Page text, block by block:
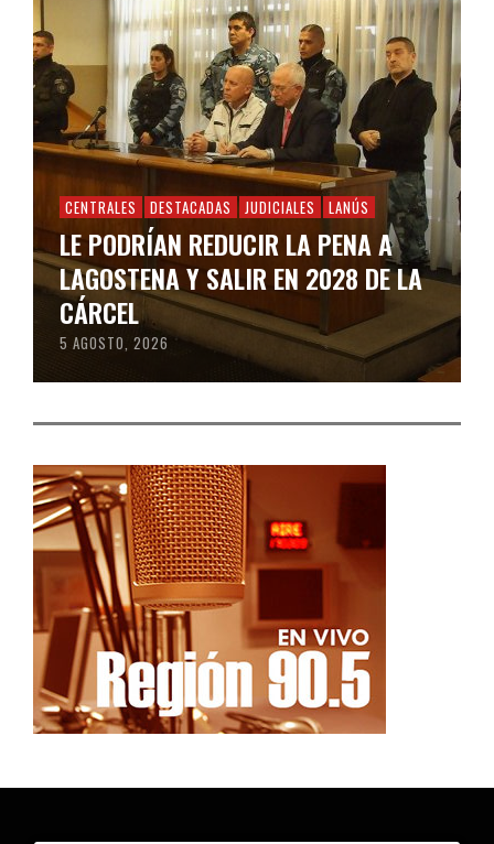
CENTRALES DESTACADAS JUDICIALES LANÚS
LE PODRÍAN REDUCIR LA PENA A
LAGOSTENA Y SALIR EN 2028 DE LA
CÁRCEL
5 AGOSTO, 2026